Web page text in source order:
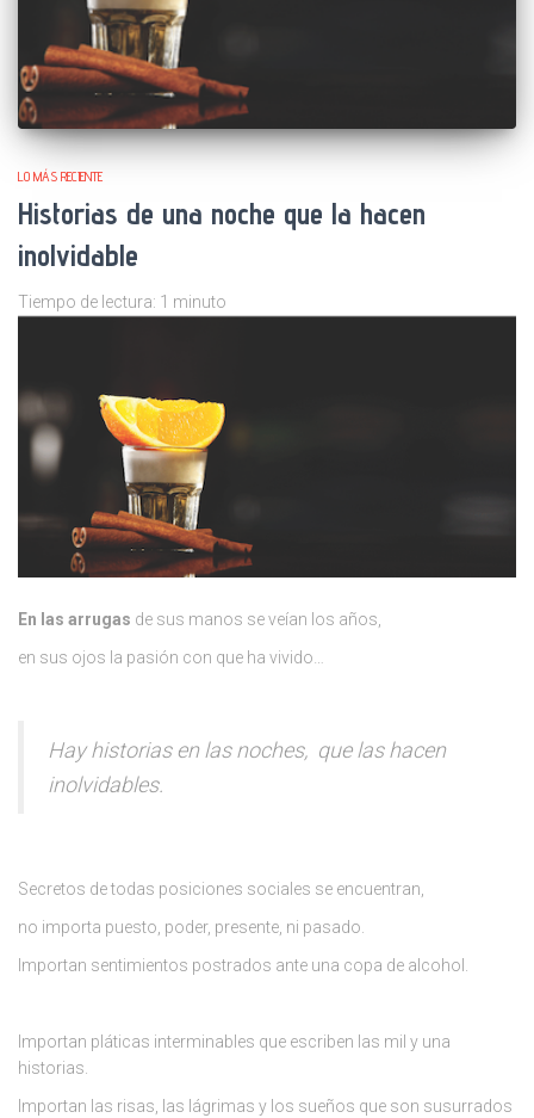
LO MÁS RECIENTE
Historias de una noche que la hacen
inolvidable
Tiempo de lectura: 1 minuto
En las arrugas de sus manos se veían los años,
en sus ojos la pasión con que ha vivido…
Hay historias en las noches, que las hacen
inolvidables.
Secretos de todas posiciones sociales se encuentran,
no importa puesto, poder, presente, ni pasado.
Importan sentimientos postrados ante una copa de alcohol.
Importan pláticas interminables que escriben las mil y una
historias.
Importan las risas, las lágrimas y los sueños que son susurrados